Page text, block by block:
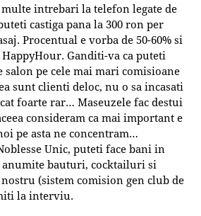
intrebari la telefon legate de
castiga pana la 300 ron per
Procentual e vorba de 50-60% si
Ganditi-va ca puteti
pe cele mai mari comisioane
sunt clienti deloc, nu o sa incasati
foarte rar… Maseuzele fac destui
consideram ca mai important e
pe asta ne concentram…
Unic, puteti face bani in
anumite bauturi, cocktailuri si
(sistem comision gen club de
la interviu.